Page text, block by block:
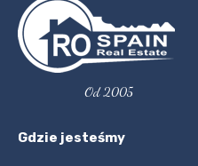
Od 2005
Gdzie jesteśmy